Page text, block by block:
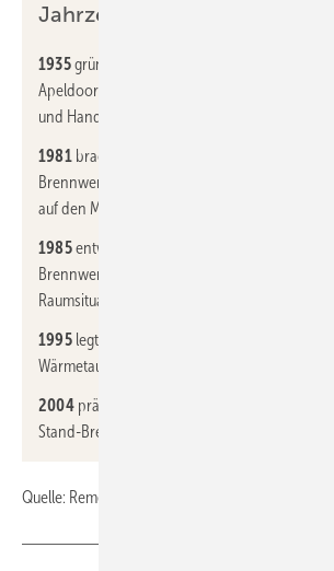
Jahrzehnte:
1935gründete Gerard van Reekum im
Apeldoorn einen Metallhandel. Aus den
und Handel entstand der Name Remeha.
1981brachte das Unternehmen den ersten
Brennwertkessel mit einem Leistungsbereich
auf den Markt.
1985entwickelte Remeha den ersten
Brennwertkessel mit 40 kW Leistung, der auch
Raumsituationen effektiv Wärme erzeugte.
1995legte die Firma mit dem patentierten
Wärmetauscher nach.
2004präsentierte Remeha der
Stand-Brennwertkessel auf Rädern.
Quelle: Remeha / fl